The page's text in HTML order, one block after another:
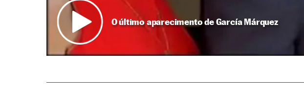
O último aparecimento de García Márquez